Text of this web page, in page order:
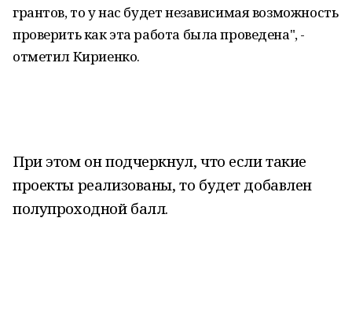
грантов, то у нас будет независимая возможность
проверить как эта работа была проведена", -
отметил Кириенко.
При этом он подчеркнул, что если такие
проекты реализованы, то будет добавлен
полупроходной балл.